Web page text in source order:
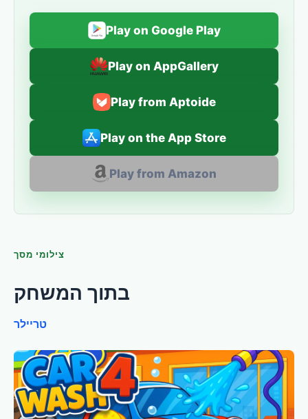
Play on Google Play
Play on AppGallery
Play from Aptoide
Play on the App Store
Play from Amazon
צילומי מסך
בתוך המשחק
טריילר